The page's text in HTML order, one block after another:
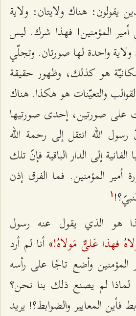
يقولون: هناك ولايتان: ولاية
أمير المؤمنين! فهذا شرك. ليس
ولاية واحدة لها صورتان. وتجلّي
هو كذلك، وظهور حقيقة
والتعيّنات هو هكذا. هناك
على صورتين، إحدى صورتيها
الله انتقل إلى رحمة الله
إلى الدار الباقية فإنّ تلك
أمير المؤمنين. فما الفرق إذن
۱
هو الذي يقول عنه رسول
فهذا عَلیٌّ مَولاهُ!» أنا لم أرد
وأضع تاجًا على رأسه
لم يصنع ذلك بنا نحن؟
فأين المعايير والضوابط؟! يريد